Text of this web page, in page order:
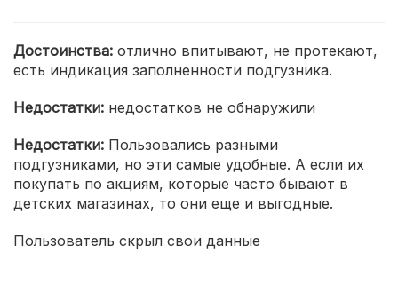
Достоинства: отлично впитывают, не протекают,
есть индикация заполненности подгузника.
Недостатки: недостатков не обнаружили
Недостатки: Пользовались разными
подгузниками, но эти самые удобные. А если их
покупать по акциям, которые часто бывают в
детских магазинах, то они еще и выгодные.
Пользователь скрыл свои данные